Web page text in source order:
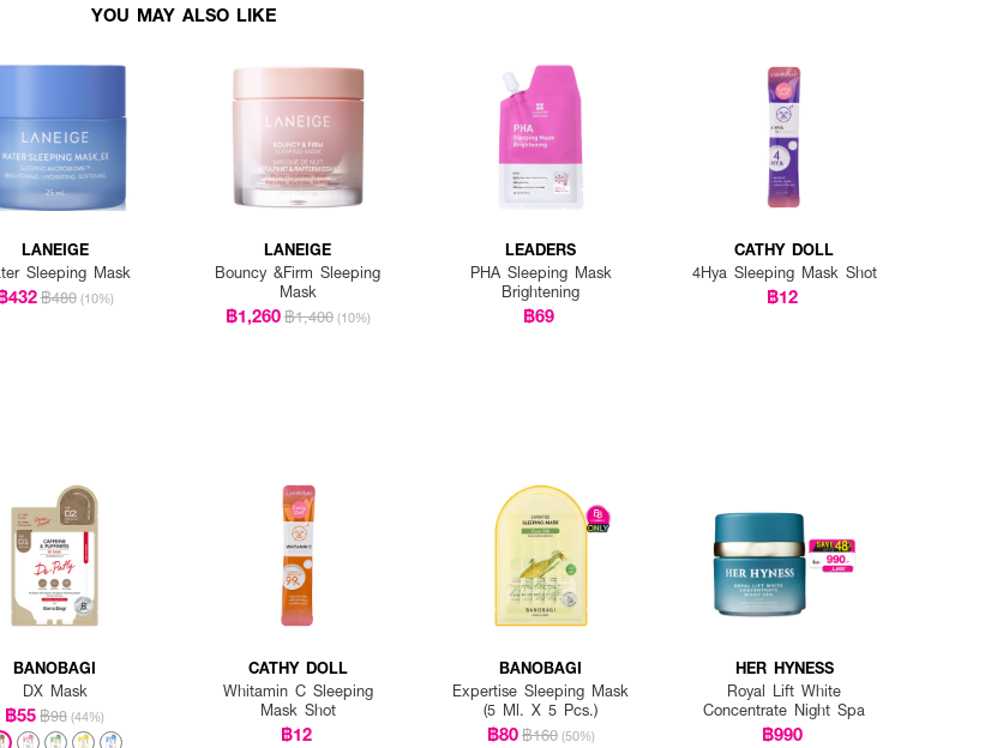
YOU MAY ALSO LIKE
LANEIGE
Sleeping Mask
432฿480 (10%)
LANEIGE
Bouncy &Firm Sleeping
Mask
฿1,260฿1,400 (10%)
LEADERS
PHA Sleeping Mask
Brightening
฿69
CATHY DOLL
4Hya Sleeping Mask Shot
฿12
BANOBAGI
DX Mask
฿55฿98 (44%)
CATHY DOLL
Whitamin C Sleeping
Mask Shot
฿12
BANOBAGI
Expertise Sleeping Mask
(5 Ml. X 5 Pcs.)
฿80฿160 (50%)
HER HYNESS
Royal Lift White
Concentrate Night Spa
฿990